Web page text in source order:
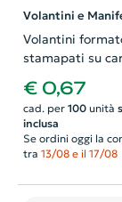
Volantini e
Volantini
stamapati su
richiedere anche
progetto grafico
€ 0,67
cad. per 100unità
inclusa
Se ordini oggi la
tra 13/08 e il 17/08